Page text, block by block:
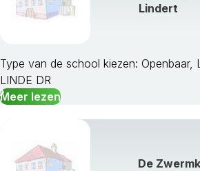
Lindert
Type van de school kiezen: Openbaar,
LINDE DR
Meer lezen
De